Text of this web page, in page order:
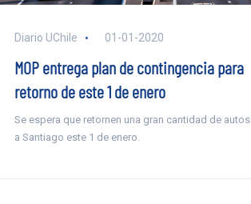
Diario UChile 01-01-2020
MOP entrega plan de contingencia para
retorno de este 1 de enero
Se espera que retornen una gran cantidad de autos
a Santiago este 1 de enero.